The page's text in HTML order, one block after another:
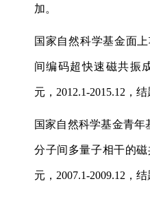
加。
国家自然科学基金面
间编码超快速磁共振
元， 2012.1-2015.12 ，
国家自然科学基金青年
分子间多量子相干的
元， 2007.1-2009.12 ，